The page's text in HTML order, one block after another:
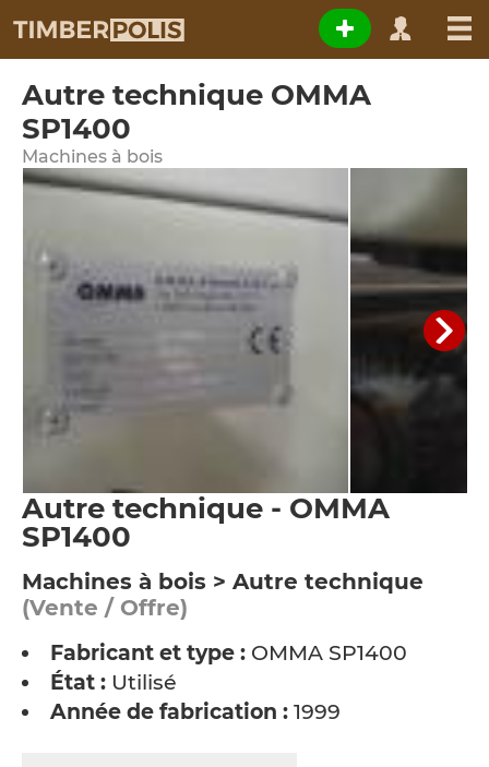
Autre technique OMMA
SP1400
Machines à bois
Autre technique - OMMA
SP1400
Machines à bois > Autre technique
(Vente / Offre)
Fabricant et type : OMMA SP1400
État : Utilisé
Année de fabrication : 1999